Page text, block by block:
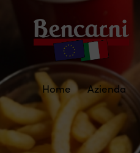
Home Azienda